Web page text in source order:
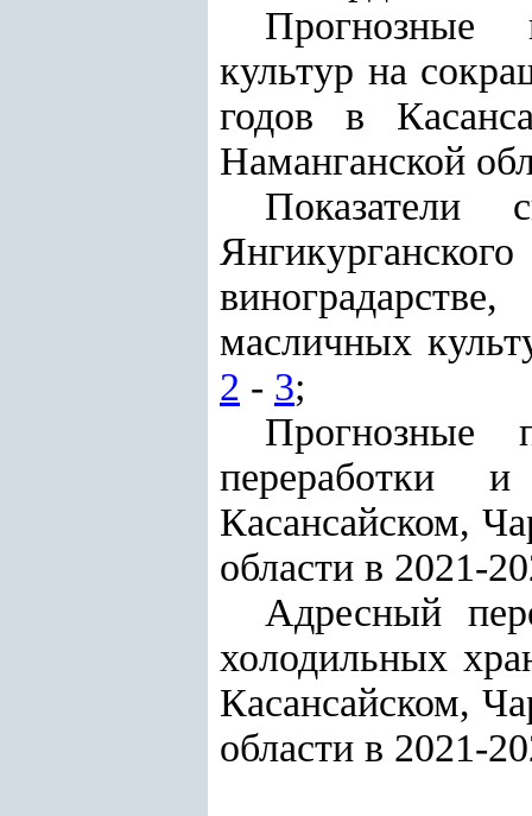
Прогнозные
культур на
годов в
Наманганской
Показатели
масличных
2 - 3;
Прогнозные
переработки
Касансайском,
области в 2021-
Адресный
холодильных
Касансайском,
области в 2021-